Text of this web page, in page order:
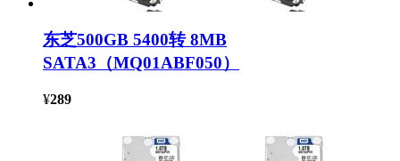
东芝500GB 5400转 8MB
SATA3（MQ01ABF050）
¥289